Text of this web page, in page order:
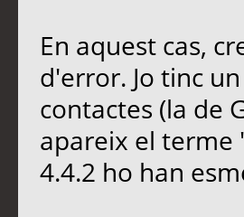
En aquest cas,
d'error. Jo tinc
contactes (la de
apareix el terme
4.4.2 ho han